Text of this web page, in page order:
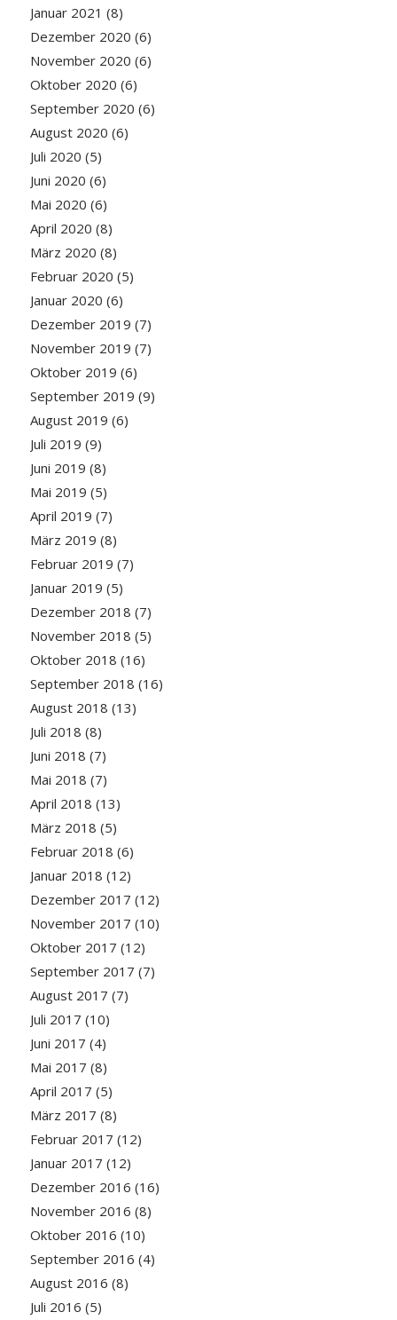
Januar 2021 (8)
Dezember 2020 (6)
November 2020 (6)
Oktober 2020 (6)
September 2020 (6)
August 2020 (6)
Juli 2020 (5)
Juni 2020 (6)
Mai 2020 (6)
April 2020 (8)
März 2020 (8)
Februar 2020 (5)
Januar 2020 (6)
Dezember 2019 (7)
November 2019 (7)
Oktober 2019 (6)
September 2019 (9)
August 2019 (6)
Juli 2019 (9)
Juni 2019 (8)
Mai 2019 (5)
April 2019 (7)
März 2019 (8)
Februar 2019 (7)
Januar 2019 (5)
Dezember 2018 (7)
November 2018 (5)
Oktober 2018 (16)
September 2018 (16)
August 2018 (13)
Juli 2018 (8)
Juni 2018 (7)
Mai 2018 (7)
April 2018 (13)
März 2018 (5)
Februar 2018 (6)
Januar 2018 (12)
Dezember 2017 (12)
November 2017 (10)
Oktober 2017 (12)
September 2017 (7)
August 2017 (7)
Juli 2017 (10)
Juni 2017 (4)
Mai 2017 (8)
April 2017 (5)
März 2017 (8)
Februar 2017 (12)
Januar 2017 (12)
Dezember 2016 (16)
November 2016 (8)
Oktober 2016 (10)
September 2016 (4)
August 2016 (8)
Juli 2016 (5)